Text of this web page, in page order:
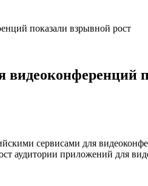
показали взрывной рост
видеоконференций
сервисами для
аудитории приложений для